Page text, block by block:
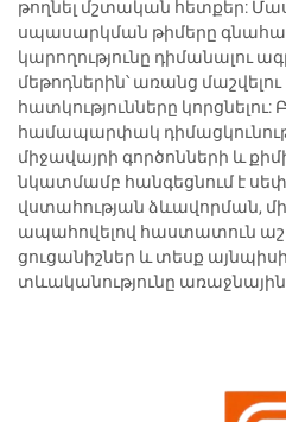
թողնել մշտական հետքեր:
սպասարկման թիմերը
կարողությունը դիմանալու
մեթոդներին՝ առանց
հատկությունները կորցնելու:
համապարփակ
միջավայրի գործոնների և
նկատմամբ հանգեցնում է
վստահության ձևավորման,
ապահովելով հաստատուն
ցուցանիշներ և տեսք
տևականությունը առաջնային